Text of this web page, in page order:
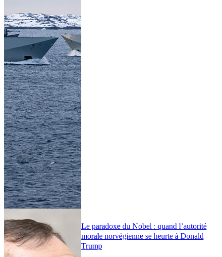
Le paradoxe du Nobel : quand l’autorité
morale norvégienne se heurte à Donald
Trump